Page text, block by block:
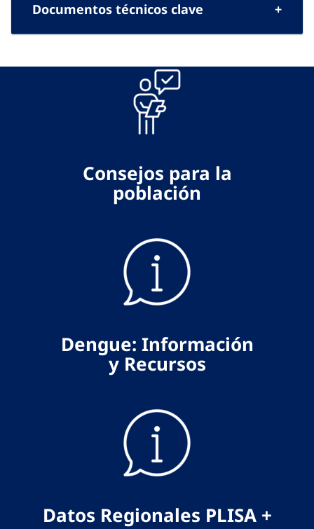
Documentos técnicos clave
Consejos para la
población
Dengue: Información
y Recursos
Datos Regionales PLISA +